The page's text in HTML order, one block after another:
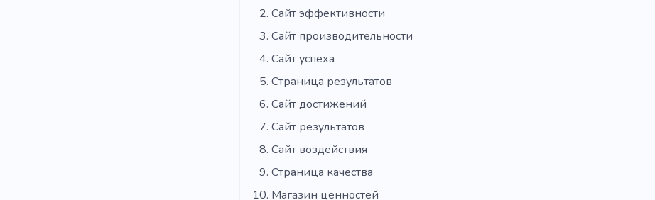
Сайт эффективности
Сайт производительности
Сайт успеха
Страница результатов
Сайт достижений
Сайт результатов
Сайт воздействия
Страница качества
Магазин ценностей